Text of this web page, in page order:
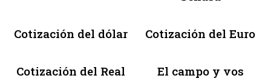
Cotización del dólar Cotización del Euro
Cotización del Real El campo y vos